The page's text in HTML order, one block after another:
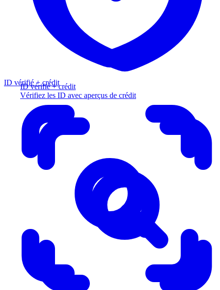
ID vérifié + crédit
Vérifiez les ID avec aperçus de crédit
ID vérifié + crédit